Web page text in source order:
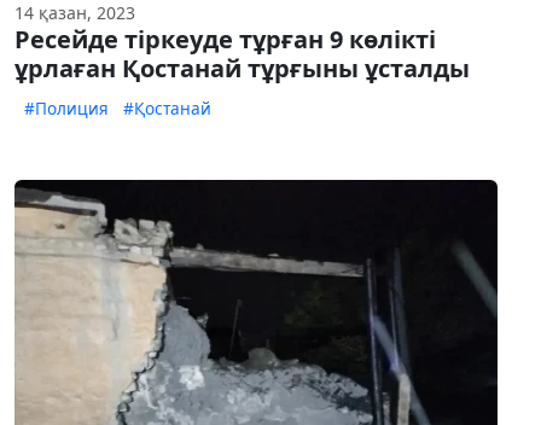
14 қазан, 2023
Ресейде тіркеуде тұрған 9 көлікті
ұрлаған Қостанай тұрғыны ұсталды
#Полиция #Қостанай